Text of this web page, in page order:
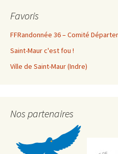
Favoris
FFRandonnée 36 – Comité
Saint-Maur c'est fou !
Ville de Saint-Maur (Indre)
Nos partenaires